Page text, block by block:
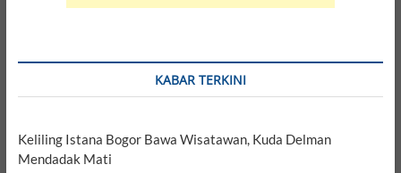
KABAR TERKINI
Keliling Istana Bogor Bawa Wisatawan, Kuda Delman
Mendadak Mati